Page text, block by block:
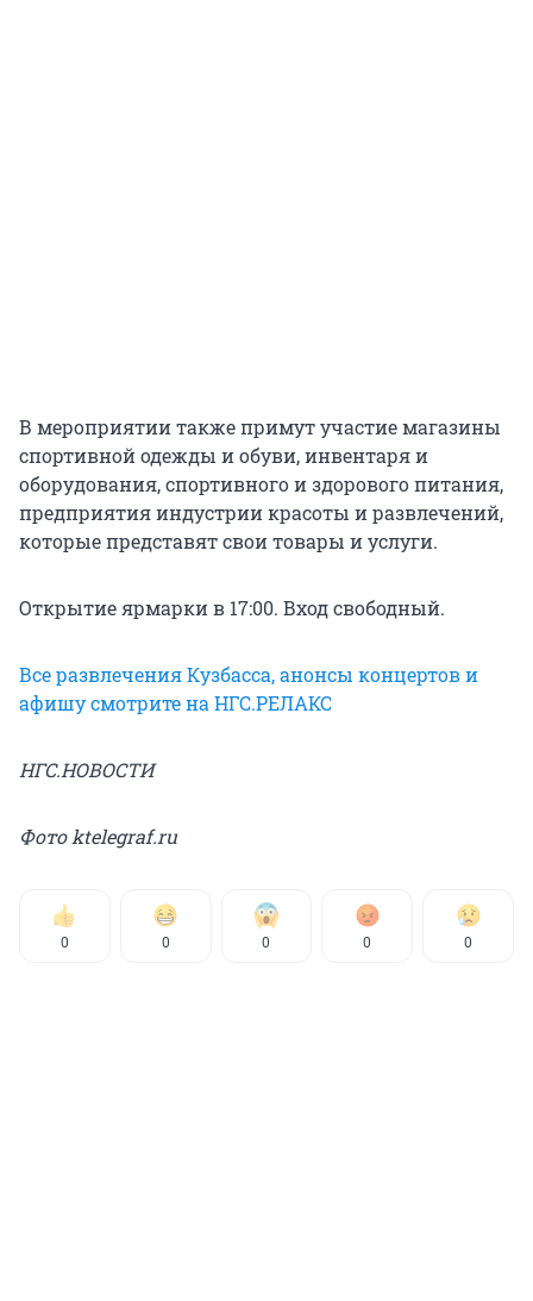
В мероприятии также примут участие магазины
спортивной одежды и обуви, инвентаря и
оборудования, спортивного и здорового питания,
предприятия индустрии красоты и развлечений,
которые представят свои товары и услуги.
Открытие ярмарки в 17:00. Вход свободный.
Все развлечения Кузбасса, анонсы концертов и
афишу смотрите на НГС.РЕЛАКС
НГС.НОВОСТИ
Фото ktelegraf.ru
0 0 0 0 0